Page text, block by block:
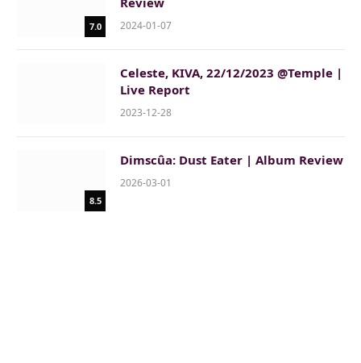
7.0 2024-01-07
Celeste, KIVA, 22/12/2023 @Temple |
Live Report
2023-12-28
8.5
Dimscûa: Dust Eater | Album Review
2026-03-01